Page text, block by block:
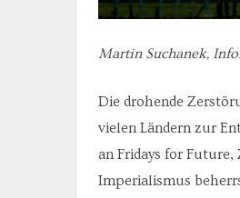
Martin Suchanek,
Die drohende
vielen Ländern zur
an Fridays for
Imperialismus